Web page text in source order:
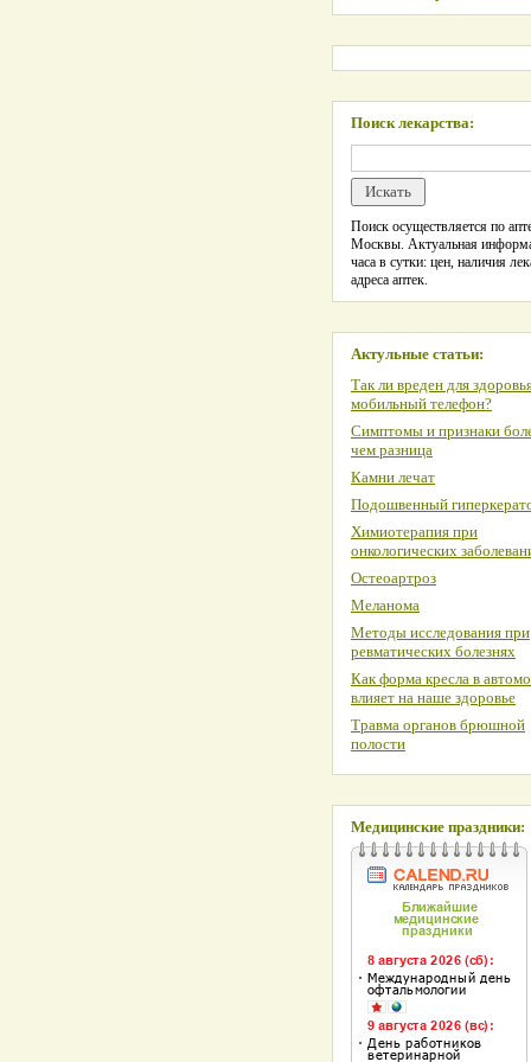
Поиск лекарства:
Поиск осуществляется по
Москвы. Актуальная
часа в сутки: цен, наличия
адреса аптек.
Актульные статьи:
Так ли вреден для
мобильный телефон?
Симптомы и признаки
чем разница
Камни лечат
Подошвенный
Химиотерапия при
онкологических
Остеоартроз
Меланома
Методы исследования при
ревматических болезнях
Как форма кресла в
влияет на наше здоровье
Травма органов брюшной
полости
Медицинские праздники: